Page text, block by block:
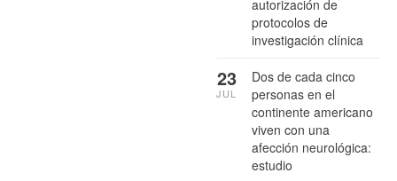
autorización de
protocolos de
investigación clínica
Dos de cada cinco
personas en el
continente americano
viven con una
afección neurológica:
estudio
23
JUL